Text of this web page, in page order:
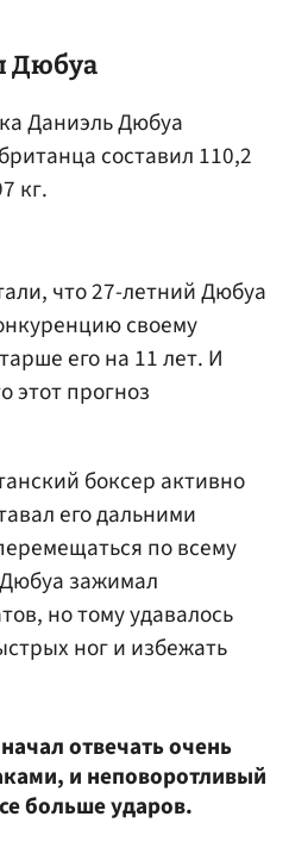
Дюбуа
Даниэль Дюбуа
составил 110,2
кг.
что 27-летний Дюбуа
своему
его на 11 лет. И
этот прогноз
боксер активно
его дальними
по всему
зажимал
но тому удавалось
ног и избежать
отвечать очень
и неповоротливый
больше ударов.